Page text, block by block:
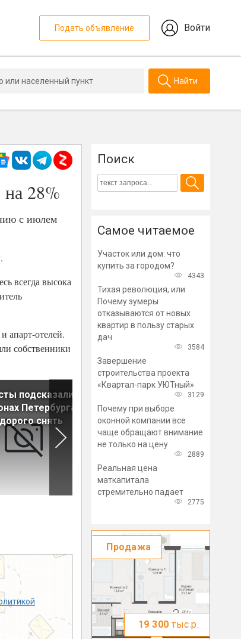
Подать объявление Войти
Найти
28%
с июлем
всегда высока
апарт-отелей.
собственники
подсказали, в
Петербурга
снять
Тенденция: У арендаторов
жилья остается все
выбора
Поиск
Самое читаемое
Участок или дом: что
купить за городом?
4343
Тихая революция, или
Почему зумеры
отказываются от новых
квартир в пользу старых
дач
3584
Завершение
строительства проекта
«Квартал-парк УЮТный»
3129
Почему при выборе
оконной компании все
чаще обращают внимание
не только на цену
2889
Реальная цена
маткапитала
стремительно падает
2775
Продажа
19 300 тыс.р.